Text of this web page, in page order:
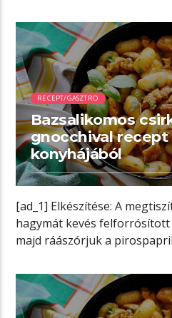
00:57 READ TIME
RECEPT/GASZTRO
Bazsalikomos
gnocchival recept
konyhájából
[ad_1] Elkészítése: A
hagymát kevés
majd ráászórjuk a
00:57 READ TIME